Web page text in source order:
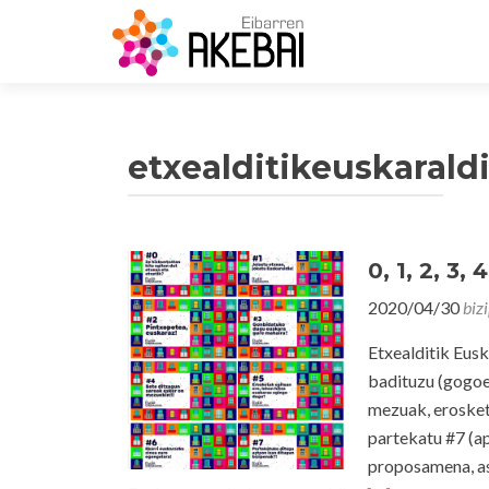
0, 1, 2, 3,
2020/04/30
Etxealditik
badituzu
mezuak,
partekatu #7
proposamena,